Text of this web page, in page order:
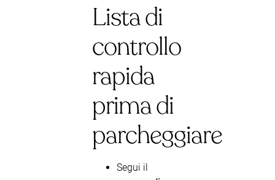
Lista di
controllo
rapida
prima di
parcheggiare
Segui il